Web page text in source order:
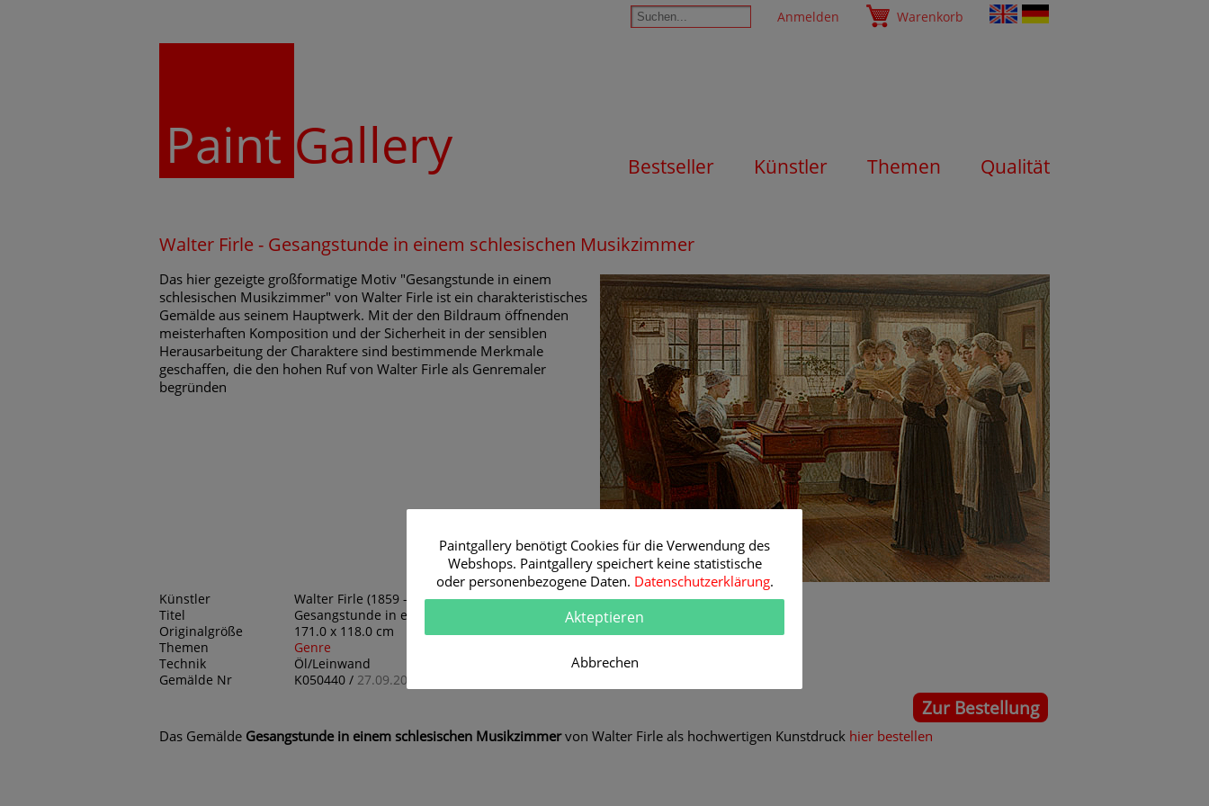
Anmelden Warenkorb
Paint Gallery Bestseller Künstler Themen Qualität
Walter Firle - Gesangstunde in einem schlesischen Musikzimmer
Das hier gezeigte großformatige Motiv "Gesangstunde in einem
schlesischen Musikzimmer" von Walter Firle ist ein charakteristisches
Gemälde aus seinem Hauptwerk. Mit der den Bildraum öffnenden
meisterhaften Komposition und der Sicherheit in der sensiblen
Herausarbeitung der Charaktere sind bestimmende Merkmale
geschaffen, die den hohen Ruf von Walter Firle als Genremaler
begründen
Künstler
Walter Firle (1859 - 1929)
Titel
Gesangstunde in einem schlesischen Musikzimmer
Originalgröße
171.0 x 118.0 cm
Themen
Genre
Technik
Öl/Leinwand
Gemälde Nr
K050440 / 27.09.2024
Zur Bestellung
Das Gemälde Gesangstunde in einem schlesischen Musikzimmervon Walter Firle als hochwertigen Kunstdruck hier bestellen
Paintgallery benötigt Cookies für die Verwendung des
Webshops. Paintgallery speichert keine statistische
oder personenbezogene Daten. Datenschutzerklärung.
Akteptieren
Abbrechen